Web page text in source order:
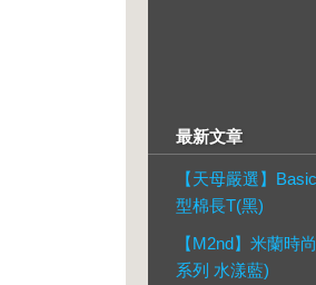
最新文章
【天母嚴選】
型棉長T(黑)
【M2nd】米蘭時
系列 水漾藍)